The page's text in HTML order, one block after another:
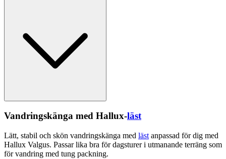
Vandringskänga med Hallux-läst
Lätt, stabil och skön vandringskänga med läst anpassad för dig med
Hallux Valgus. Passar lika bra för dagsturer i utmanande terräng som
för vandring med tung packning.